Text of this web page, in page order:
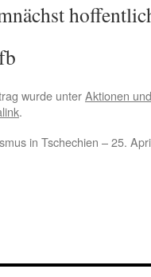
wurde unterAktionen
.
in Tschechien – 25.